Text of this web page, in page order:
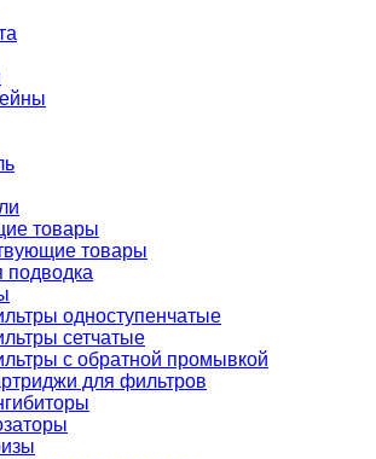
товары
товары
подводка
одноступенчатые
сетчатые
с обратной промывкой
для фильтров